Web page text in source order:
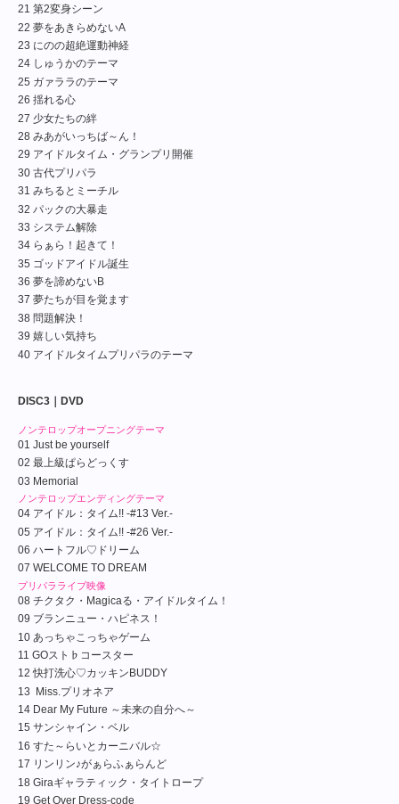
21 第2変身シーン
22 夢をあきらめないA
23 にのの超絶運動神経
24 しゅうかのテーマ
25 ガァララのテーマ
26 揺れる心
27 少女たちの絆
28 みあがいっちば～ん！
29 アイドルタイム・グランプリ開催
30 古代プリパラ
31 みちるとミーチル
32 パックの大暴走
33 システム解除
34 らぁら！起きて！
35 ゴッドアイドル誕生
36 夢を諦めないB
37 夢たちが目を覚ます
38 問題解決！
39 嬉しい気持ち
40 アイドルタイムプリパラのテーマ
DISC3｜DVD
ノンテロップオープニングテーマ
01 Just be yourself
02 最上級ぱらどっくす
03 Memorial
ノンテロップエンディングテーマ
04 アイドル：タイム!! -#13 Ver.-
05 アイドル：タイム!! -#26 Ver.-
06 ハートフル♡ドリーム
07 WELCOME TO DREAM
プリパラライブ映像
08 チクタク・Magicaる・アイドルタイム！
09 ブランニュー・ハピネス！
10 あっちゃこっちゃゲーム
11 GOスト♭コースター
12 快打洗心♡カッキンBUDDY
13 Miss.プリオネア
14 Dear My Future ～未来の自分へ～
15 サンシャイン・ベル
16 すた～らいとカーニバル☆
17 リンリン♪がぁらふぁらんど
18 Giraギャラティック・タイトロープ
19 Get Over Dress-code